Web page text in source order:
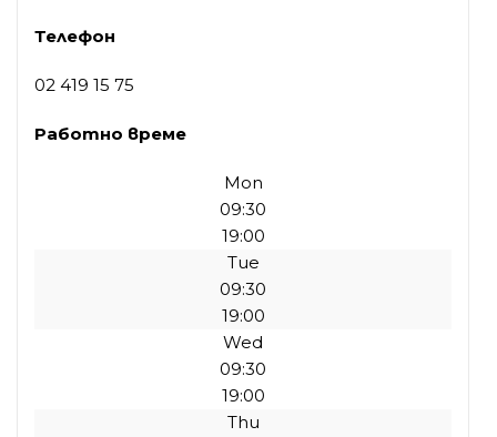
Телефон
02 419 15 75
Работно време
Mon
09:30
19:00
Tue
09:30
19:00
Wed
09:30
19:00
Thu